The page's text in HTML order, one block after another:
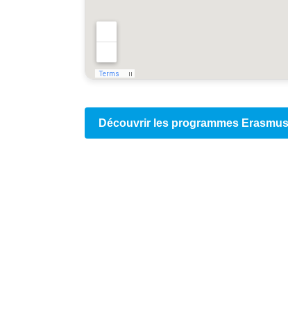
Découvrir les programmes